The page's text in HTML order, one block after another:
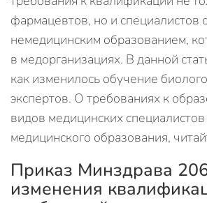
фармацевтов, но и специалистов
немедицинским образованием,
в медорганизациях. В данной
как изменилось обучение
экспертов. О требованиях к
видов медицинских
медицинского образования,
Приказ Минздрава
изменения